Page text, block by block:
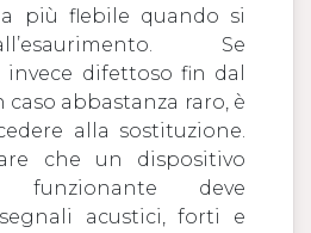
più flebile quando si
Se
invece difettoso fin dal
caso abbastanza raro, è
alla sostituzione.
che un dispositivo
funzionante deve
acustici, forti e